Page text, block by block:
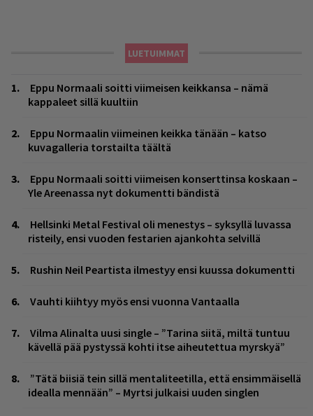
LUETUIMMAT
Eppu Normaali soitti viimeisen keikkansa – nämä
kappaleet sillä kuultiin
Eppu Normaalin viimeinen keikka tänään – katso
kuvagalleria torstailta täältä
Eppu Normaali soitti viimeisen konserttinsa koskaan –
Yle Areenassa nyt dokumentti bändistä
Hellsinki Metal Festival oli menestys – syksyllä luvassa
risteily, ensi vuoden festarien ajankohta selvillä
Rushin Neil Peartista ilmestyy ensi kuussa dokumentti
Vauhti kiihtyy myös ensi vuonna Vantaalla
Vilma Alinalta uusi single – ”Tarina siitä, miltä tuntuu
kävellä pää pystyssä kohti itse aiheutettua myrskyä”
”Tätä biisiä tein sillä mentaliteetilla, että ensimmäisellä
idealla mennään” – Myrtsi julkaisi uuden singlen